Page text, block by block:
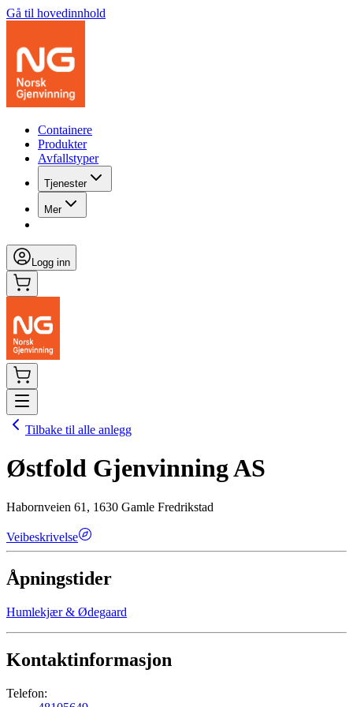
Gå til hovedinnhold
Containere
Produkter
Avfallstyper
Tjenester
Mer
Logg inn
Tilbake til alle anlegg
Østfold Gjenvinning AS
Habornveien 61, 1630 Gamle Fredrikstad
Veibeskrivelse
Åpningstider
Humlekjær & Ødegaard
Kontaktinformasjon
Telefon: